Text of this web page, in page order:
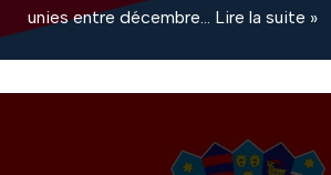
unies entre décembre… Lire la suite »